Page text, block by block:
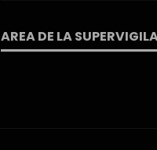
AREA DE LA